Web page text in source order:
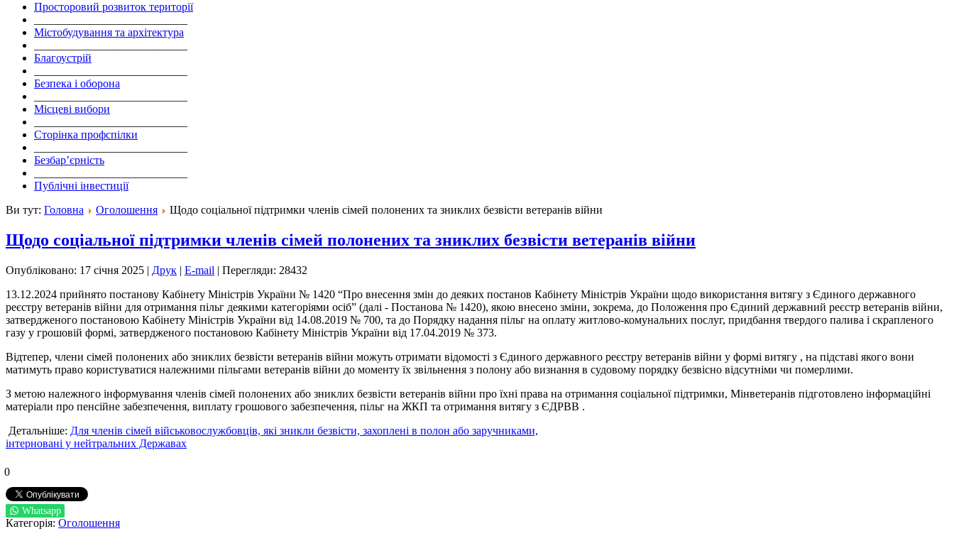
Просторовий розвиток території
Містобудування та архітектура
Благоустрій
Безпека і оборона
Місцеві вибори
Сторінка профспілки
Безбар’єрність
Публічні інвестиції
Ви тут: Головна Оголошення Щодо соціальної підтримки членів сімей полонених та зниклих безвісти ветеранів війни
Щодо соціальної підтримки членів сімей полонених та зниклих безвісти ветеранів війни
Опубліковано: 17 січня 2025 | Друк | E-mail | Перегляди: 28432
13.12.2024 прийнято постанову Кабінету Міністрів України № 1420 “Про внесення змін до деяких постанов Кабінету Міністрів України щодо використання витягу з Єдиного державного
реєстру ветеранів війни для отримання пільг деякими категоріями осіб” (далі - Постанова № 1420), якою внесено зміни, зокрема, до Положення про Єдиний державний реєстр ветеранів війни,
затвердженого постановою Кабінету Міністрів України від 14.08.2019 № 700, та до Порядку надання пільг на оплату житлово-комунальних послуг, придбання твердого палива і скрапленого
газу у грошовій формі, затвердженого постановою Кабінету Міністрів України від 17.04.2019 № 373.
Відтепер, члени сімей полонених або зниклих безвісти ветеранів війни можуть отримати відомості з Єдиного державного реєстру ветеранів війни у формі витягу , на підставі якого вони
матимуть право користуватися належними пільгами ветеранів війни до моменту їх звільнення з полону або визнання в судовому порядку безвісно відсутніми чи померлими.
З метою належного інформування членів сімей полонених або зниклих безвісти ветеранів війни про їхні права на отримання соціальної підтримки, Мінветеранів підготовлено інформаційні
матеріали про пенсійне забезпечення, виплату грошового забезпечення, пільг на ЖКП та отримання витягу з ЄДРВВ .
Детальніше: Для членів сімей військовослужбовців, які зникли безвісти, захоплені в полон або заручниками,
інтерновані у нейтральних Державах
0
Whatsapp
Категорія: Оголошення